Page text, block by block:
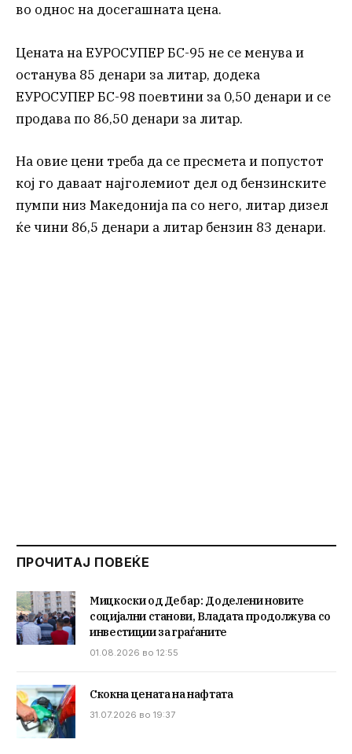
во однос на досегашната цена.
Цената на ЕУРОСУПЕР БС-95 не се менува и
останува 85 денари за литар, додека
ЕУРОСУПЕР БС-98 поевтини за 0,50 денари и се
продава по 86,50 денари за литар.
На овие цени треба да се пресмета и попустот
кој го даваат најголемиот дел од бензинските
пумпи низ Македонија па со него, литар дизел
ќе чини 86,5 денари а литар бензин 83 денари.
ПРОЧИТАЈ ПОВЕЌЕ
Мицкоски од Дебар: Доделени новите
социјални станови, Владата продолжува со
инвестиции за граѓаните
01.08.2026 во 12:55
Скокна цената на нафтата
31.07.2026 во 19:37